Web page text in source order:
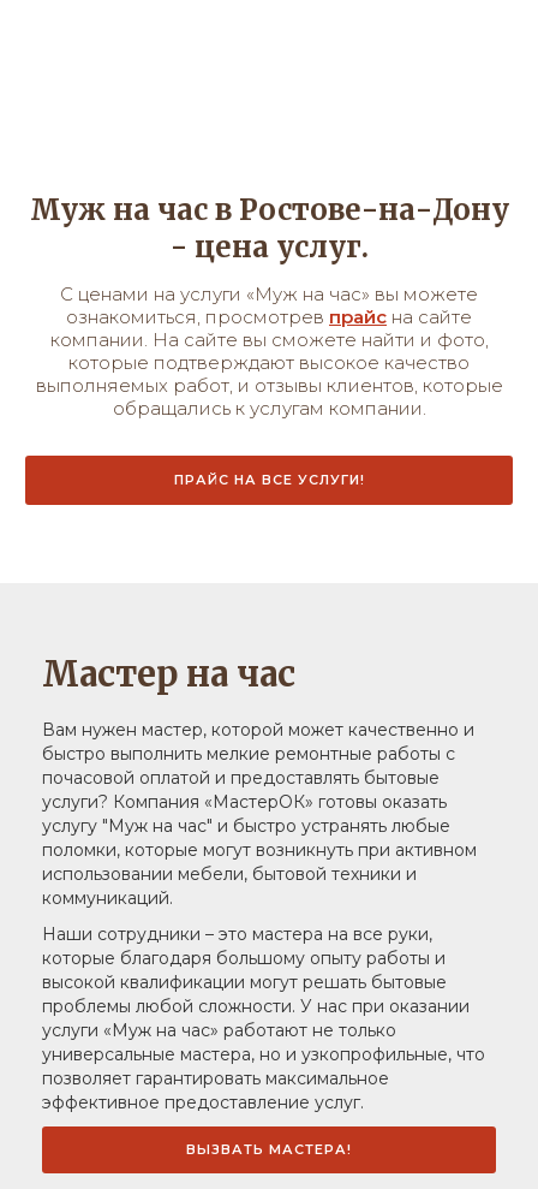
Муж на час в Ростове-на-Дону
- цена услуг.
С ценами на услуги «Муж на час» вы можете
ознакомиться, просмотрев прайс на сайте
компании. На сайте вы сможете найти и фото,
которые подтверждают высокое качество
выполняемых работ, и отзывы клиентов, которые
обращались к услугам компании.
ПРАЙС НА ВСЕ УСЛУГИ!
Мастер на час
Вам нужен мастер, которой может качественно и
быстро выполнить мелкие ремонтные работы с
почасовой оплатой и предоставлять бытовые
услуги? Компания «МастерОК» готовы оказать
услугу "Муж на час" и быстро устранять любые
поломки, которые могут возникнуть при активном
использовании мебели, бытовой техники и
коммуникаций.
Наши сотрудники – это мастера на все руки,
которые благодаря большому опыту работы и
высокой квалификации могут решать бытовые
проблемы любой сложности. У нас при оказании
услуги «Муж на час» работают не только
универсальные мастера, но и узкопрофильные, что
позволяет гарантировать максимальное
эффективное предоставление услуг.
ВЫЗВАТЬ МАСТЕРА!